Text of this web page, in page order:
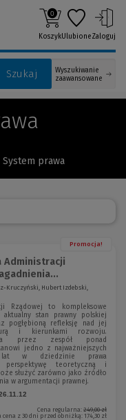
Szukaj
Wyszukiwanie
zaawansowane
0
KoszykUlubioneZaloguj
prawa
Promocja!
Administracji
Kruczyński, Hubert Izdebski,
Rządowej to kompleksowe
aktualny stan prawny polskiej
pogłębioną refleksję nad jej
i kierunkami rozwoju.
przez zespół ponad
jedno z najważniejszych
lat w dziedzinie prawa
perspektywę teoretyczną i
służyć zarówno jako źródło
w argumentacji prawnej.
Cena regularna: 249,00 zł
cena z 30 dni przed obniżką:174,30 zł